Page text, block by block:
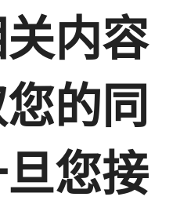
内容
的同
您接